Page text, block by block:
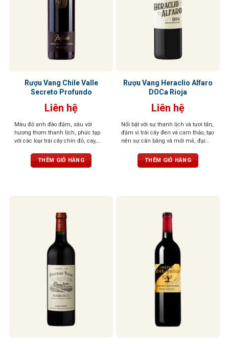
Rượu Vang Chile Valle
Secreto Profundo
Liên hệ
Màu đỏ anh đào đậm, sâu với
hương thơm thanh lịch, phức tạp
với các loại trái cây chín đỏ, cay,
cấu trúc tập trung vị tannin tao nhã,
vững chắc, dư vị kéo dài bền bỉ
THÊM GIỎ HÀNG
Rượu Vang Heraclio Alfaro
DOCa Rioja
Liên hệ
Nổi bật với sự thanh lịch và tươi tắn,
đậm vị trái cây đen và cam thảo, tạo
nên sự cân bằng và mới mẻ, đại
THÊM GIỎ HÀNG